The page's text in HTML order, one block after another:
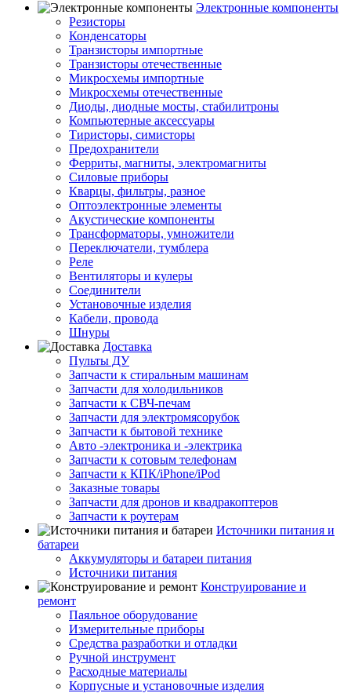
Электронные компоненты
Резисторы
Конденсаторы
Транзисторы импортные
Транзисторы отечественные
Микросхемы импортные
Микросхемы отечественные
Диоды, диодные мосты, стабилитроны
Компьютерные аксессуары
Тиристоры, симисторы
Предохранители
Ферриты, магниты, электромагниты
Силовые приборы
Кварцы, фильтры, разное
Оптоэлектронные элементы
Акустические компоненты
Трансформаторы, умножители
Переключатели, тумблера
Реле
Вентиляторы и кулеры
Соединители
Установочные изделия
Кабели, провода
Шнуры
Доставка
Пульты ДУ
Запчасти к стиральным машинам
Запчасти для холодильников
Запчасти к СВЧ-печам
Запчасти для электромясорубок
Запчасти к бытовой технике
Авто -электроника и -электрика
Запчасти к сотовым телефонам
Запчасти к КПК/iPhone/iPod
Заказные товары
Запчасти для дронов и квадракоптеров
Запчасти к роутерам
Источники питания и
батареи
Аккумуляторы и батареи питания
Источники питания
Конструирование и
ремонт
Паяльное оборудование
Измерительные приборы
Средства разработки и отладки
Ручной инструмент
Расходные материалы
Корпусные и установочные изделия